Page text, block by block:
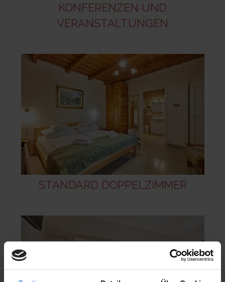
KONFERENZEN UND
VERANSTALTUNGEN
STANDARD DOPPELZIMMER